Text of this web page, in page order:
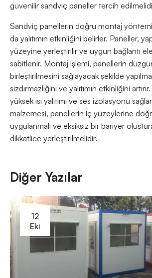
güvenilir sandviç paneller tercih
Sandviç panellerin doğru montaj
da yalıtımın etkinliğini belirler. Paneller,
yüzeyine yerleştirilir ve uygun bağlantı
sabitlenir. Montaj işlemi, panellerin
birleştirilmesini sağlayacak şekilde
sızdırmazlığını ve yalıtımın etkinliğini
yüksek ısı yalıtımı ve ses izolasyonu
malzemesi, panellerin iç yüzeylerine
uygulanmalı ve eksiksiz bir bariyer
dikkatlice yerleştirilmelidir.
Diğer Yazılar
12
Eki